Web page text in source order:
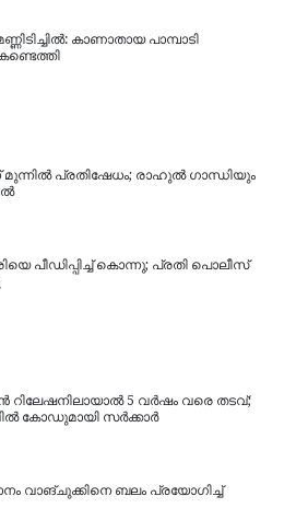
കാണാതായ പാമ്പാടി
മുന്നിൽ പ്രതിഷേധം; രാഹുൽ ​ഗാന്ധിയും
പീഡിപ്പിച്ച് കൊന്നു; പ്രതി പൊലീസ്
റിലേഷനിലായാൽ 5 വർഷം വരെ തടവ്;
കോഡുമായി സർക്കാർ
വാങ്ചുക്കിനെ ബലം പ്രയോഗിച്ച്